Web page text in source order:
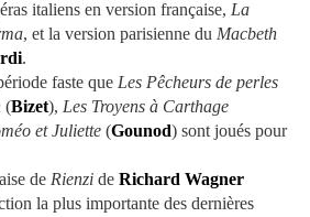
italiens en version française, La
, et la version parisienne du Macbeth
.
faste que Les Pêcheurs de perles
(Bizet), Les Troyens à Carthage
et Juliette (Gounod) sont joués pour
de Rienzi de Richard Wagner
la plus importante des dernières